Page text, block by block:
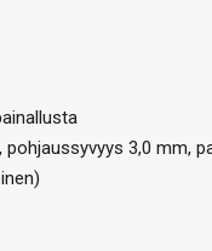
3,0 mm,